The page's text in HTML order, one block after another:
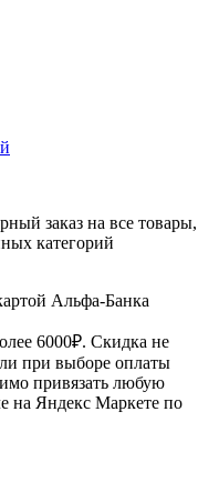
заказ на все товары,
категорий
Альфа-Банка
6000₽. Скидка не
при выборе оплаты
привязать любую
на Яндекс Маркете по